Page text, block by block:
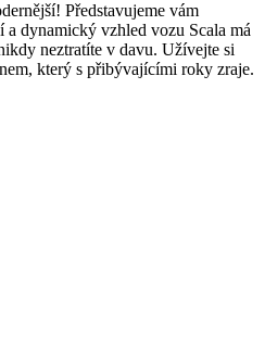
Představujeme vám
dynamický vzhled vozu Scala má
neztratíte v davu. Užívejte si
který s přibývajícími roky zraje.